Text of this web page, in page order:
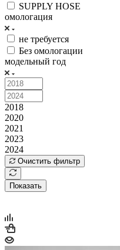
SUPPLY HOSE
омологация
не требуется
Без омологации
модельный год
2018
2020
2021
2023
2024
Очистить фильтр
Показать